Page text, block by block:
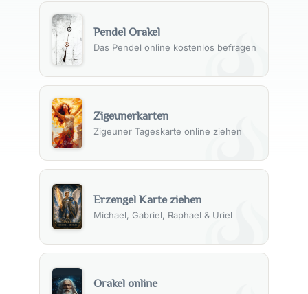
Pendel Orakel
Das Pendel online kostenlos befragen
Zigeunerkarten
Zigeuner Tageskarte online ziehen
Erzengel Karte ziehen
Michael, Gabriel, Raphael & Uriel
Orakel online